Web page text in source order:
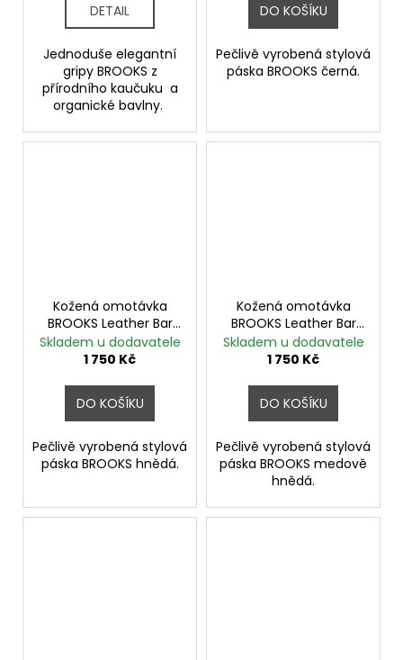
DETAIL
Jednoduše elegantní
gripy BROOKS z
přírodního kaučuku a
organické bavlny.
DO KOŠÍKU
Pečlivě vyrobená stylová
páska BROOKS černá.
Kožená omotávka
BROOKS Leather Bar
Tape BRAUN
Skladem u dodavatele
1 750 Kč
DO KOŠÍKU
Pečlivě vyrobená stylová
páska BROOKS hnědá.
Kožená omotávka
BROOKS Leather Bar
Tape HONEY
Skladem u dodavatele
1 750 Kč
DO KOŠÍKU
Pečlivě vyrobená stylová
páska BROOKS medově
hnědá.